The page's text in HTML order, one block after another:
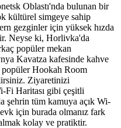
Oblastı'nda bulunan bir
kültürel simgeye sahip
gezginler için yüksek hızda
Neyse ki, Horlivka'da
popüler mekan
Kavatza kafesinde kahve
Hookah Room
Ziyaretinizi
Fi Haritası gibi çeşitli
şehrin tüm kamuya açık Wi-
için burada olmanız fark
kolay ve pratiktir.